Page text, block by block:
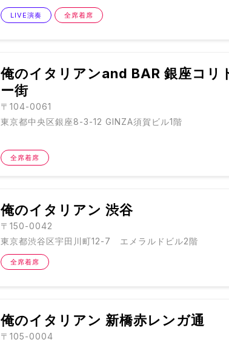
LIVE演奏 全席着席
俺のイタリアンand BAR 銀座コリ
ー街
〒104-0061
東京都中央区銀座8-3-12 GINZA須賀ビル1階
全席着席
俺のイタリアン 渋谷
〒150-0042
東京都渋谷区宇田川町12-7 エメラルドビル2階
全席着席
俺のイタリアン 新橋赤レンガ通
〒105-0004